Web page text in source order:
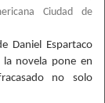
Ciudad de
Daniel Espartaco
la novela pone en
no solo